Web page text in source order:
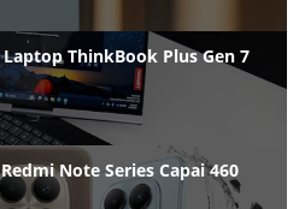
ThinkBook Plus Gen 7
Note Series Capai 460